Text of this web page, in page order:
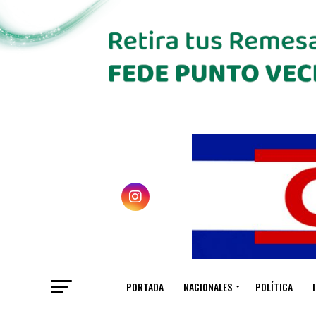
PORTADA NACIONALES POLÍTICA